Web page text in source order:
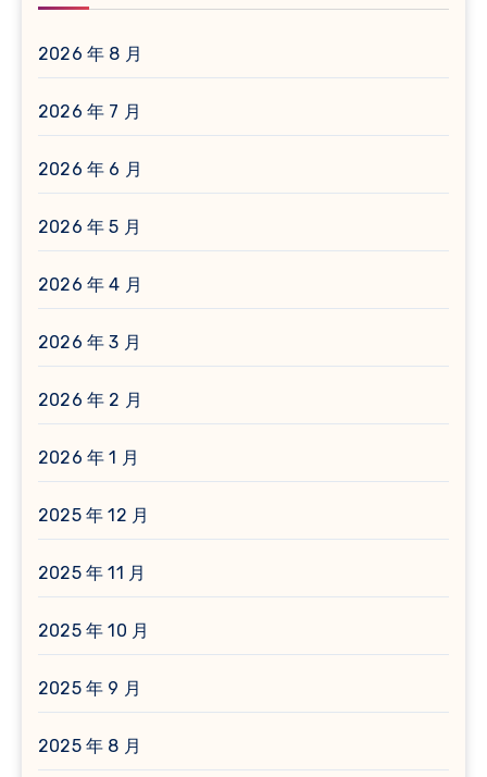
2026 年 8 月
2026 年 7 月
2026 年 6 月
2026 年 5 月
2026 年 4 月
2026 年 3 月
2026 年 2 月
2026 年 1 月
2025 年 12 月
2025 年 11 月
2025 年 10 月
2025 年 9 月
2025 年 8 月